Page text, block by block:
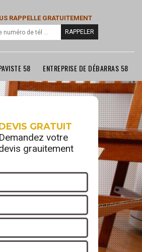
RAPPELLE GRATUITEMENT
58 ENTREPRISE DE DÉBARRAS 58
GRATUIT
Demandez votre
grauitement